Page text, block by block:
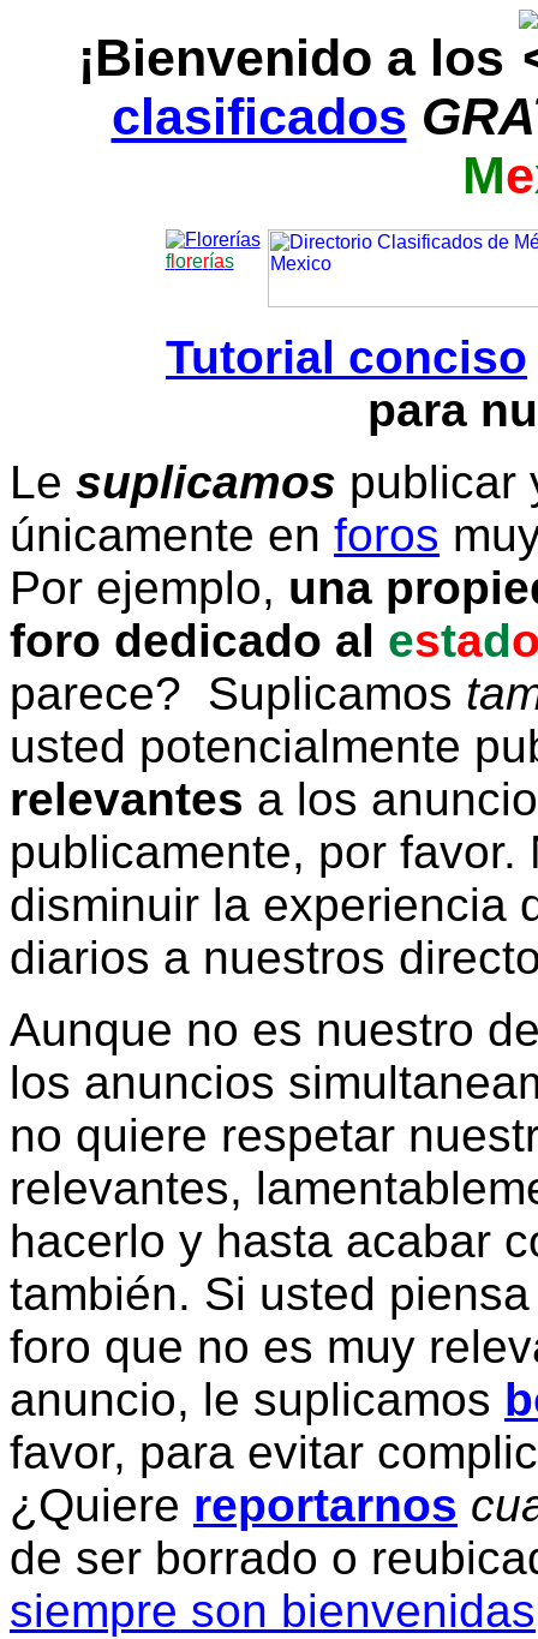
¡Bienvenido a los
clasificados
Me
florerías
Tutorial conciso
para
Le suplicamos publicar
únicamente en foros
Por ejemplo, una
foro dedicado al estad
parece? Suplicamos
usted potencialmente
relevantes a los
publicamente, por
disminuir la experiencia
diarios a nuestros
Aunque no es nuestro
los anuncios
no quiere respetar
relevantes,
hacerlo y hasta acabar
también. Si usted
foro que no es muy
anuncio, le suplicamos
favor, para evitar
¿Quiere reportarnos
de ser borrado o
siempre son bienvenidas